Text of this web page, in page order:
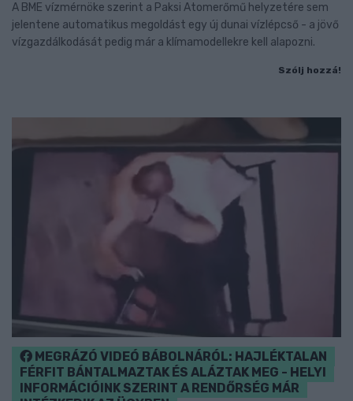
A BME vízmérnöke szerint a Paksi Atomerőmű helyzetére sem
jelentene automatikus megoldást egy új dunai vízlépcső - a jövő
vízgazdálkodását pedig már a klímamodellekre kell alapozni.
Szólj hozzá!
MEGRÁZÓ VIDEÓ BÁBOLNÁRÓL: HAJLÉKTALAN
FÉRFIT BÁNTALMAZTAK ÉS ALÁZTAK MEG - HELYI
INFORMÁCIÓINK SZERINT A RENDŐRSÉG MÁR